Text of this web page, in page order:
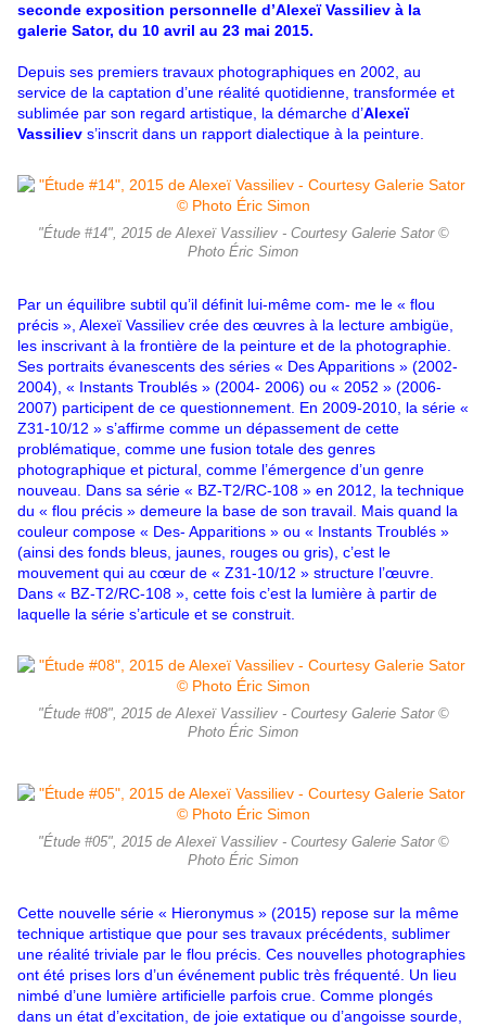
seconde exposition personnelle d’Alexeï Vassiliev à la
galerie Sator, du 10 avril au 23 mai 2015.
Depuis ses premiers travaux photographiques en 2002, au
service de la captation d’une réalité quotidienne, transformée et
sublimée par son regard artistique, la démarche d’Alexeï
Vassiliev s’inscrit dans un rapport dialectique à la peinture.
"Étude #14", 2015 de Alexeï Vassiliev - Courtesy Galerie Sator ©
Photo Éric Simon
Par un équilibre subtil qu’il définit lui-même com- me le « flou
précis », Alexeï Vassiliev crée des œuvres à la lecture ambigüe,
les inscrivant à la frontière de la peinture et de la photographie.
Ses portraits évanescents des séries « Des Apparitions » (2002-
2004), « Instants Troublés » (2004- 2006) ou « 2052 » (2006-
2007) participent de ce questionnement. En 2009-2010, la série «
Z31-10/12 » s’affirme comme un dépassement de cette
problématique, comme une fusion totale des genres
photographique et pictural, comme l’émergence d’un genre
nouveau. Dans sa série « BZ-T2/RC-108 » en 2012, la technique
du « flou précis » demeure la base de son travail. Mais quand la
couleur compose « Des- Apparitions » ou « Instants Troublés »
(ainsi des fonds bleus, jaunes, rouges ou gris), c’est le
mouvement qui au cœur de « Z31-10/12 » structure l’œuvre.
Dans « BZ-T2/RC-108 », cette fois c’est la lumière à partir de
laquelle la série s’articule et se construit.
"Étude #08", 2015 de Alexeï Vassiliev - Courtesy Galerie Sator ©
Photo Éric Simon
"Étude #05", 2015 de Alexeï Vassiliev - Courtesy Galerie Sator ©
Photo Éric Simon
Cette nouvelle série « Hieronymus » (2015) repose sur la même
technique artistique que pour ses travaux précédents, sublimer
une réalité triviale par le flou précis. Ces nouvelles photographies
ont été prises lors d’un événement public très fréquenté. Un lieu
nimbé d’une lumière artificielle parfois crue. Comme plongés
dans un état d’excitation, de joie extatique ou d’angoisse sourde,